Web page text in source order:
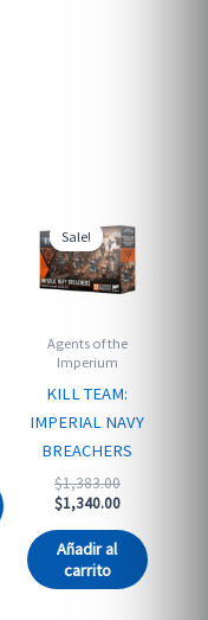
Sale!
Sale!
Agents of the
Imperium
KILL TEAM:
IMPERIAL NAVY
BREACHERS
$1,383.00Original
price
$1,383.00.
$1,340.00Current
$1,340.00.
Añadir al
carrito